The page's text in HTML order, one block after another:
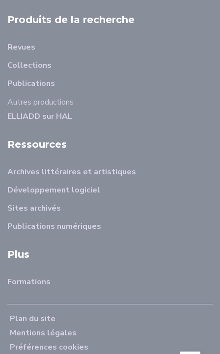
Produits de la recherche
Revues
Collections
Publications
Autres productions
ELLIADD sur HAL
Ressources
Archives littéraires et artistiques
Développement logiciel
Sites archivés
Publications numériques
Plus
Formations
Plan du site
Mentions légales
Préférences cookies